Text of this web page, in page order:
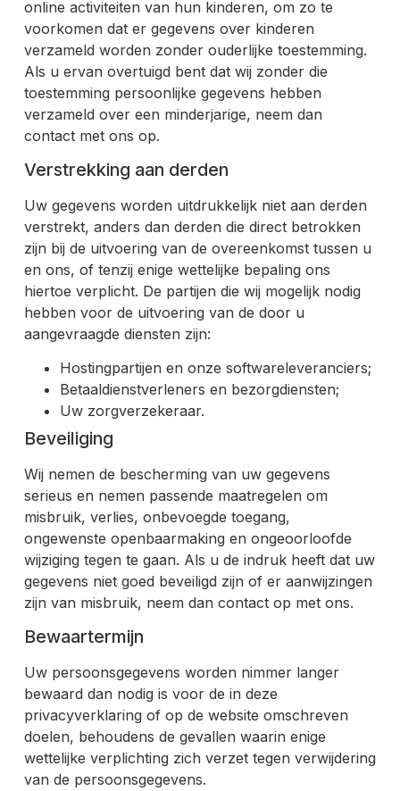
online activiteiten van hun kinderen, om zo te
voorkomen dat er gegevens over kinderen
verzameld worden zonder ouderlijke toestemming.
Als u ervan overtuigd bent dat wij zonder die
toestemming persoonlijke gegevens hebben
verzameld over een minderjarige, neem dan
contact met ons op.
Verstrekking aan derden
Uw gegevens worden uitdrukkelijk niet aan derden
verstrekt, anders dan derden die direct betrokken
zijn bij de uitvoering van de overeenkomst tussen u
en ons, of tenzij enige wettelijke bepaling ons
hiertoe verplicht. De partijen die wij mogelijk nodig
hebben voor de uitvoering van de door u
aangevraagde diensten zijn:
Hostingpartijen en onze softwareleveranciers;
Betaaldienstverleners en bezorgdiensten;
Uw zorgverzekeraar.
Beveiliging
Wij nemen de bescherming van uw gegevens
serieus en nemen passende maatregelen om
misbruik, verlies, onbevoegde toegang,
ongewenste openbaarmaking en ongeoorloofde
wijziging tegen te gaan. Als u de indruk heeft dat uw
gegevens niet goed beveiligd zijn of er aanwijzingen
zijn van misbruik, neem dan contact op met ons.
Bewaartermijn
Uw persoonsgegevens worden nimmer langer
bewaard dan nodig is voor de in deze
privacyverklaring of op de website omschreven
doelen, behoudens de gevallen waarin enige
wettelijke verplichting zich verzet tegen verwijdering
van de persoonsgegevens.